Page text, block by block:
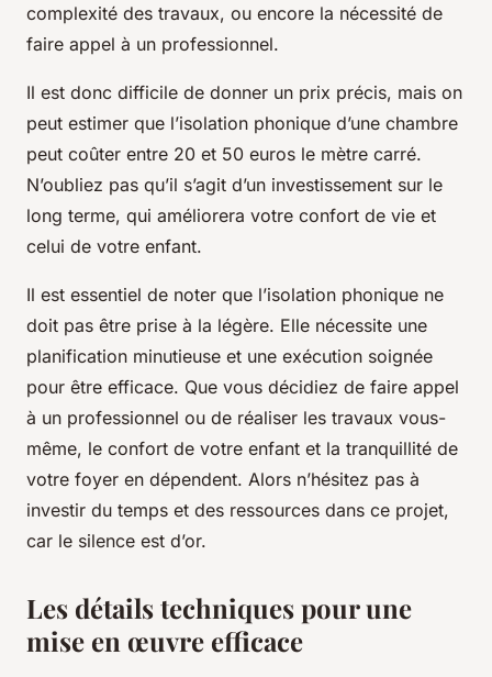
complexité des travaux, ou encore la nécessité de
faire appel à un professionnel.
Il est donc difficile de donner un prix précis, mais on
peut estimer que l’isolation phonique d’une chambre
peut coûter entre 20 et 50 euros le mètre carré.
N’oubliez pas qu’il s’agit d’un investissement sur le
long terme, qui améliorera votre confort de vie et
celui de votre enfant.
Il est essentiel de noter que l’isolation phonique ne
doit pas être prise à la légère. Elle nécessite une
planification minutieuse et une exécution soignée
pour être efficace. Que vous décidiez de faire appel
à un professionnel ou de réaliser les travaux vous-
même, le confort de votre enfant et la tranquillité de
votre foyer en dépendent. Alors n’hésitez pas à
investir du temps et des ressources dans ce projet,
car le silence est d’or.
Les détails techniques pour une
mise en œuvre efficace